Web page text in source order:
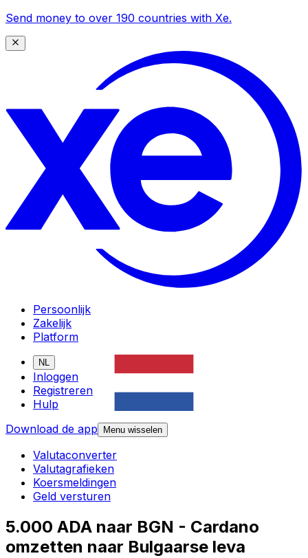
Send money to over 190 countries with Xe.
Persoonlijk
Zakelijk
Platform
NL
Inloggen
Registreren
Hulp
Download de app
Menu wisselen
Valutaconverter
Valutagrafieken
Koersmeldingen
Geld versturen
5.000 ADA naar BGN - Cardano
omzetten naar Bulgaarse leva